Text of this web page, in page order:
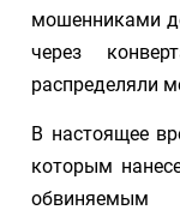
мошенниками
через
распределяли
В настоящее
которым
обвиняемым